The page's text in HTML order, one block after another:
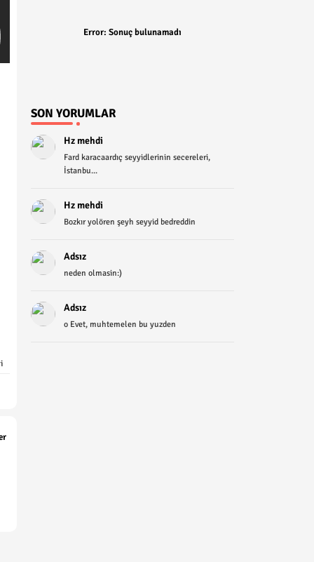
Error: Sonuç bulunamadı
SON YORUMLAR
Hz mehdi
Fard karacaardıç seyyidlerinin secereleri,
İstanbu...
Hz mehdi
Bozkır yolören şeyh seyyid bedreddin
Adsız
neden olmasin:)
Adsız
o Evet, muhtemelen bu yuzden